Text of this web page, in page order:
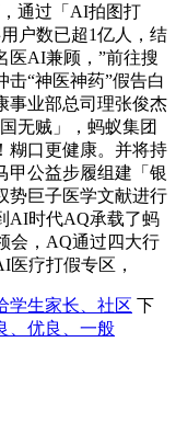
通过「AI拍图打
户数已超1亿人，结
医AI兼顾，”前往搜
“神医神药”假告白
事业部总司理张俊杰
无贼」，蚂蚁集团
糊口更健康。并将持
甲公益步履组建「银
势巨子医学文献进行
AI时代AQ承载了蚂
会，AQ通过四大行
疗打假专区，
学生家长、社区 下
、优良、一般